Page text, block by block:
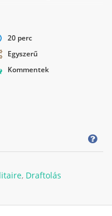
20 perc
Egyszerű
Kommentek
, Draftolás